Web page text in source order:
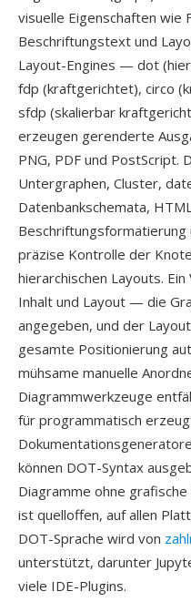
visuelle Eigenschaften wie
Beschriftungstext und
Layout-Engines — dot
fdp (kraftgerichtet), circo
sfdp (skalierbar
erzeugen gerenderte
PNG, PDF und PostScript.
Untergraphen, Cluster,
Datenbankschemata,
Beschriftungsformatierung
präzise Kontrolle der
hierarchischen Layouts.
Inhalt und Layout — die
angegeben, und der
gesamte Positionierung
mühsame manuelle
Diagrammwerkzeuge
für programmatisch
können DOT-Syntax
Diagramme ohne
ist quelloffen, auf allen
DOT-Sprache wird von
unterstützt, darunter
viele IDE-Plugins.